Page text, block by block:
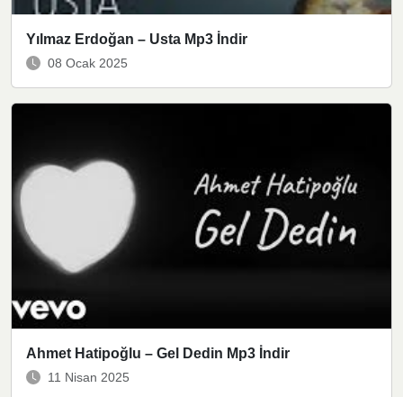
Yılmaz Erdoğan – Usta Mp3 İndir
08 Ocak 2025
Ahmet Hatipoğlu – Gel Dedin Mp3 İndir
11 Nisan 2025